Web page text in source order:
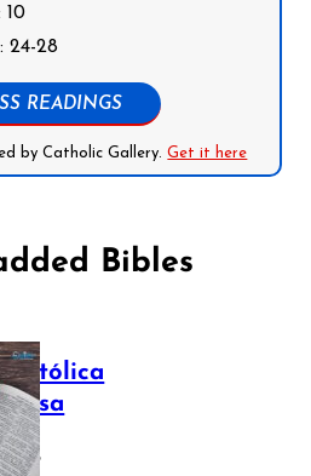
24-28
READINGS
by Catholic Gallery.Get it here
Bibles